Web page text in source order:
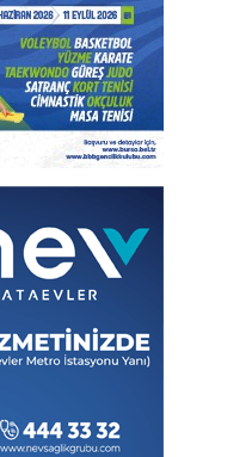
Oluyor
Türkiye Şampiyonası